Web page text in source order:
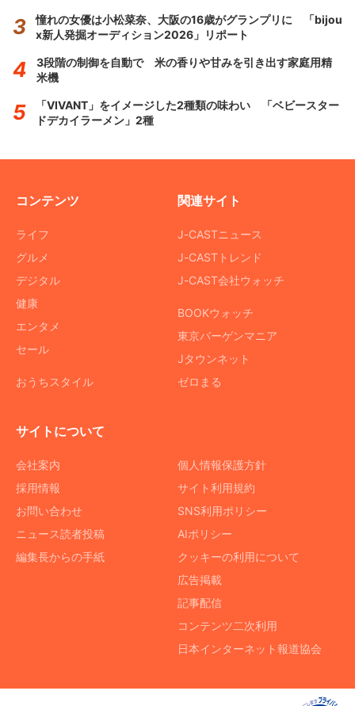
憧れの女優は小松菜奈、大阪の16歳がグランプリに 「bijou
x新人発掘オーディション2026」リポート
3段階の制御を自動で 米の香りや甘みを引き出す家庭用精
米機
「VIVANT」をイメージした2種類の味わい 「ベビースター
ドデカイラーメン」2種
コンテンツ
ライフ
グルメ
デジタル
健康
エンタメ
セール
おうちスタイル
関連サイト
J-CASTニュース
J-CASTトレンド
J-CAST会社ウォッチ
BOOKウォッチ
東京バーゲンマニア
Jタウンネット
ゼロまる
サイトについて
会社案内
採用情報
お問い合わせ
ニュース読者投稿
編集長からの手紙
個人情報保護方針
サイト利用規約
SNS利用ポリシー
AIポリシー
クッキーの利用について
広告掲載
記事配信
コンテンツ二次利用
日本インターネット報道協会